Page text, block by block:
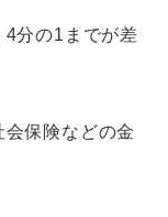
4分の1までが差
保険などの金